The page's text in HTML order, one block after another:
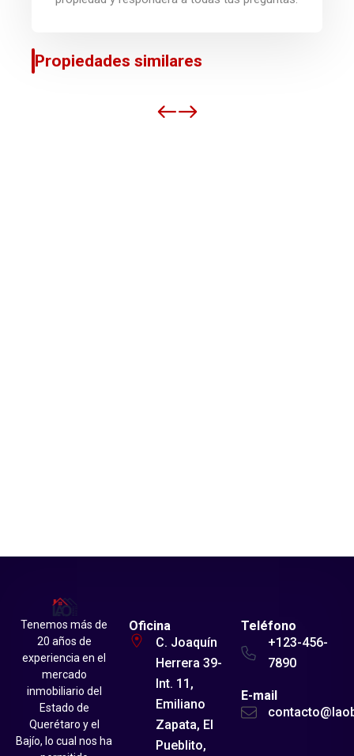
Propiedades similares
Tenemos más de
20 años de
experiencia en el
mercado
inmobiliario del
Estado de
Querétaro y el
Bajío, lo cual nos ha
Oficina
C. Joaquín
Herrera 39-
Int. 11,
Emiliano
Zapata, El
Pueblito,
Teléfono
+123-456-
7890
E-mail